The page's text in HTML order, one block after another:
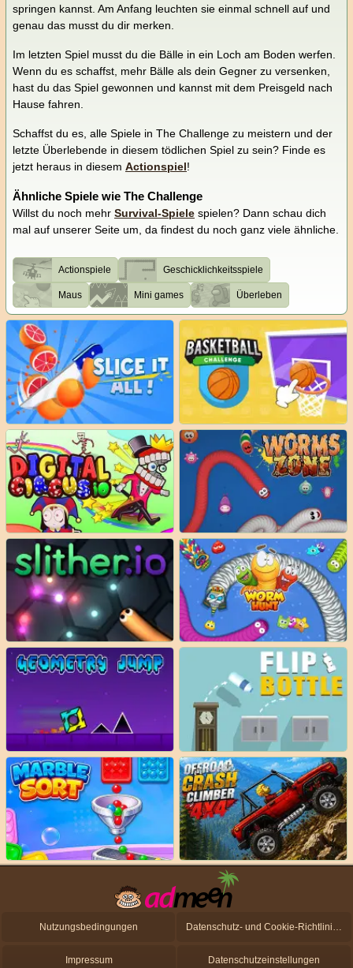
springen kannst. Am Anfang leuchten sie einmal schnell auf und
genau das musst du dir merken.
Im letzten Spiel musst du die Bälle in ein Loch am Boden werfen.
Wenn du es schaffst, mehr Bälle als dein Gegner zu versenken,
hast du das Spiel gewonnen und kannst mit dem Preisgeld nach
Hause fahren.
Schaffst du es, alle Spiele in The Challenge zu meistern und der
letzte Überlebende in diesem tödlichen Spiel zu sein? Finde es
jetzt heraus in diesem Actionspiel!
Ähnliche Spiele wie The Challenge
Willst du noch mehr Survival-Spiele spielen? Dann schau dich
mal auf unserer Seite um, da findest du noch ganz viele ähnliche.
Actionspiele Geschicklichkeitsspiele
Maus Mini games Überleben
Nutzungsbedingungen Datenschutz- und Cookie-Richtlinien
Impressum Datenschutzeinstellungen